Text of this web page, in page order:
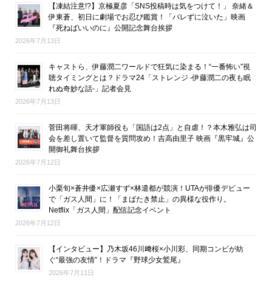
【凍結注意!?】京極夏彦「SNS投稿時は気をつけて！」 奈緒＆
伊東蒼、初日に劇場でお忍び鑑賞！「バレずに泣いた」映画
『死ねばいいのに』公開記念舞台挨拶
2026年7月13日
キャストら、伊藤潤二ワールドで狂気に染まる！“一番怖い”視
聴タイミングとは？ドラマ24「ストレンジ -伊藤潤二の夜も眠
れぬ奇妙な話-」記者会見
2026年7月13日
菅田将暉、天才軍師役も「国語は2点」と自虐！？本木雅弘は司
会を差し置いて監督を質問攻め！吉高由里子 映画『黒牢城』公
開御礼舞台挨拶
2026年7月12日
小栗旬×蒼井優×広瀬すず×林遣都が競演！UTAが俳優デビュー
で「ガス人間」に！「まばたき禁止」の異様な役作り。
Netflix「ガス人間」配信記念イベント
2026年7月12日
【インタビュー】乃木坂46川﨑桜×小川彩、同期コンビが紡
ぐ“最強の友情”！ドラマ『野球少女鷲尾』
2026年7月11日